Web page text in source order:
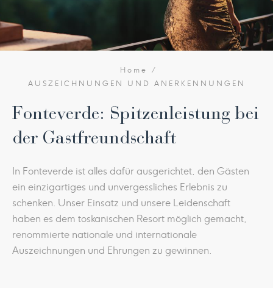
Home
AUSZEICHNUNGEN UND ANERKENNUNGEN
Fonteverde: Spitzenleistung bei
der Gastfreundschaft
In Fonteverde ist alles dafür ausgerichtet, den Gästen
ein einzigartiges und unvergessliches Erlebnis zu
schenken. Unser Einsatz und unsere Leidenschaft
haben es dem toskanischen Resort möglich gemacht,
renommierte nationale und internationale
Auszeichnungen und Ehrungen zu gewinnen.